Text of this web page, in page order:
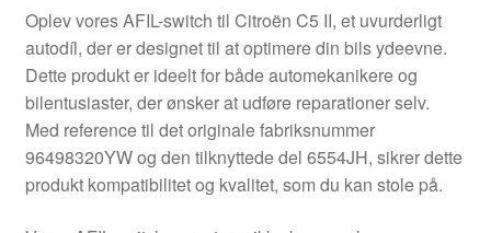
Klageprocedure
Kontakte
Kurv
Oplev vores AFIL-switch til Citroën C5 II, et uvurderligt
autodíl, der er designet til at optimere din bils ydeevne.
Dette produkt er ideelt for både automekanikere og
bilentusiaster, der ønsker at udføre reparationer selv.
Med reference til det originale fabriksnummer
96498320YW og den tilknyttede del 6554JH, sikrer dette
produkt kompatibilitet og kvalitet, som du kan stole på.